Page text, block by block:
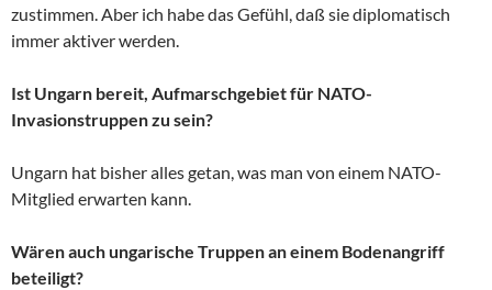
zustimmen. Aber ich habe das Gefühl, daß sie diplomatisch
immer aktiver werden.
Ist Ungarn bereit, Aufmarschgebiet für NATO-
Invasionstruppen zu sein?
Ungarn hat bisher alles getan, was man von einem NATO-
Mitglied erwarten kann.
Wären auch ungarische Truppen an einem Bodenangriff
beteiligt?